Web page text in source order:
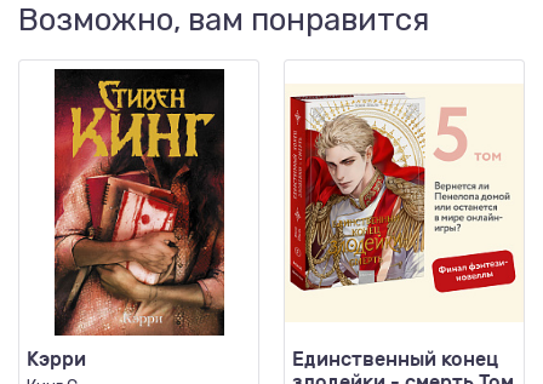
Возможно, вам понравится
Кэрри
Единственный конец